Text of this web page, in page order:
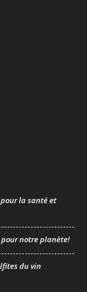
la santé et
pour notre planète!
du vin